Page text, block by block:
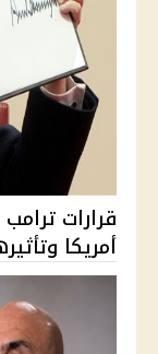
قرارات
أمريكا